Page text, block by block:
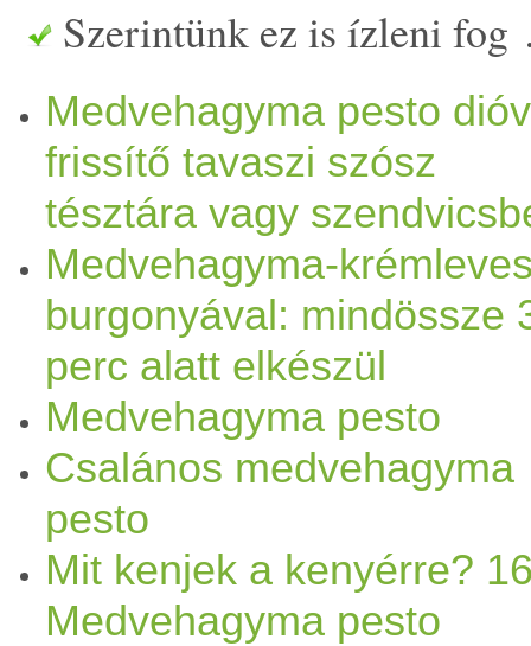
Szerintünk ez is ízleni
Medvehagyma pesto
frissítő tavaszi szósz
tésztára vagy
Medvehagyma-
burgonyával: mindössze
perc alatt elkészül
Medvehagyma pesto
Csalános medvehagyma
pesto
Mit kenjek a kenyérre?
Medvehagyma pesto